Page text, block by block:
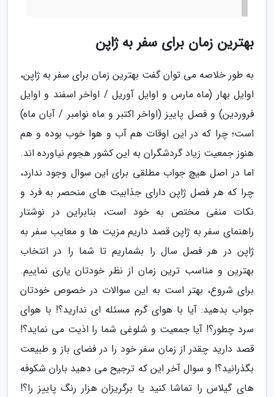
بهترین زمان برای سفر به ژاپن
به طور خلاصه می توان گفت بهترین زمان برای سفر به ژاپن،
اوایل بهار (ماه مارس و اوایل آوریل / اواخر اسفند و اوایل
فروردین) و فصل پاییز (اواخر اکتبر و ماه نوامبر / آبان ماه)
است؛ چرا که در این اوقات هم آب و هوا خوب بوده و هم
هنوز جمعیت زیاد گردشگران به این کشور هجوم نیاورده اند.
اما در اصل هیچ جواب مطلقی برای این سوال وجود ندارد،
چرا که هر فصل ژاپن دارای جذابیت های منحصر به فرد و
نکات منفی مختص به خود است، بنابراین در نوشتار
راهنمای سفر به ژاپن قصد داریم مزیت ها و معایب سفر به
ژاپن در هر فصل سال را بشماریم تا شما را در انتخاب
بهترین و مناسب ترین زمان از نظر خودتان یاری نماییم.
برای شروع، بهتر است به این سوالات در خصوص خودتان
جواب بدهید: آیا با هوای گرم مسئله ای ندارید؟! با هوای
سرد چطور؟! آیا جمعیت و شلوغی شما را اذیت می نماید؟!
قصد دارید چقدر از زمان سفر خود را در فضای باز و طبیعت
بگذرانید؟! و سوال آخر این که ترجیح می دهید باران شکوفه
های گیلاس را تماشا کنید یا برگریزان هزار رنگ پاییز را؟!